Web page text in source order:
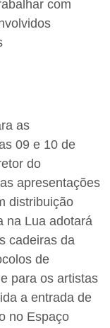
com
as
09 e 10 de
do
apresentações
distribuição
na Lua adotará
cadeiras da
de
para os artistas
a entrada de
no Espaço